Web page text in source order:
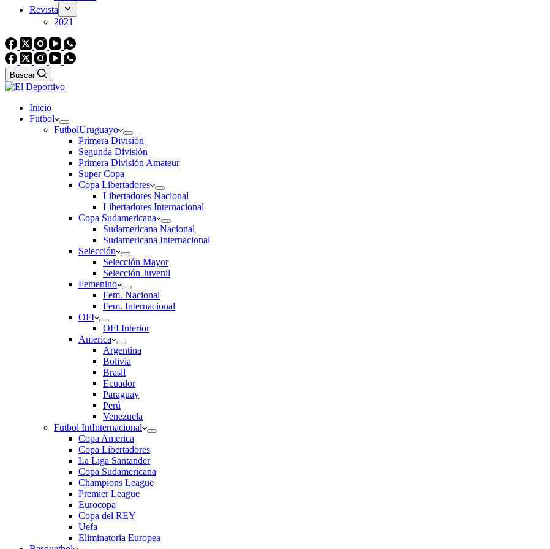
Revista
2021
Buscar
Inicio
Futbol
FutbolUruguayo
Primera División
Segunda División
Primera División Amateur
Super Copa
Copa Libertadores
Libertadores Nacional
Libertadores Internacional
Copa Sudamericana
Sudamericana Nacional
Sudamericana Internacional
Selección
Selección Mayor
Selección Juvenil
Femenino
Fem. Nacional
Fem. Internacional
OFI
OFI Interior
America
Argentina
Bolivia
Brasil
Ecuador
Paraguay
Perú
Venezuela
Futbol IntInternacional
Copa America
Copa Libertadores
La Liga Santander
Copa Sudamericana
Champions League
Premier League
Eurocopa
Copa del REY
Uefa
Eliminatoria Europea